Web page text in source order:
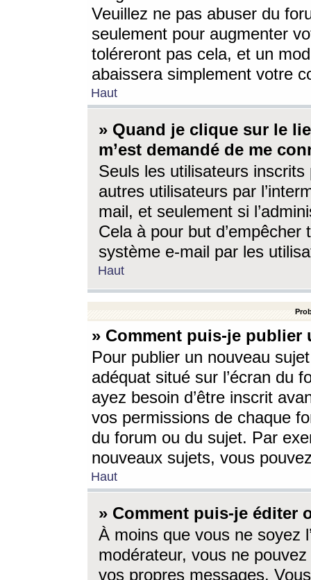
Veuillez ne pas abuser du
seulement pour augmenter
toléreront pas cela, et un
abaissera simplement votre
Haut
» Quand je clique sur le
m’est demandé de me
Seuls les utilisateurs
autres utilisateurs par
mail, et seulement si
Cela à pour but
système e-mail par les
Haut
» Comment puis-je
Pour publier un nouveau
adéquat situé sur l’écran du
ayez besoin d’être inscrit
vos permissions de chaque
du forum ou du sujet. Par
nouveaux sujets, vous
Haut
» Comment puis-je éditer
À moins que vous ne soyez
modérateur, vous ne
vos propres messages.